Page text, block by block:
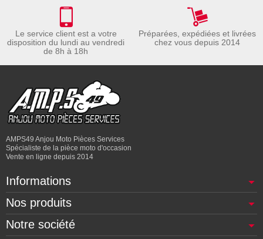
Le service client est a votre
disposition du lundi au vendredi
de 8h à 18h
Préparées, expédiées et livrées
chez vous depuis 2014
AMPS49 Anjou Moto Pièces Services
Spécialiste de la pièce moto d'occasion
Vente en ligne depuis 2014
Informations
Nos produits
Notre société